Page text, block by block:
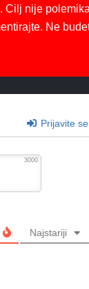
Cilj nije
Ne
Prijavite se
3000
Najstariji